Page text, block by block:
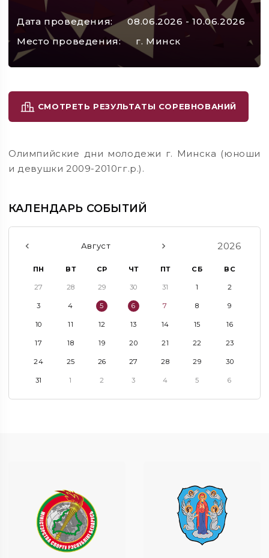
Дата проведения:
08.06.2026 - 10.06.2026
Место проведения:
г. Минск
СМОТРЕТЬ РЕЗУЛЬТАТЫ СОРЕВНОВАНИЙ
Олимпийские дни молодежи г. Минска (юноши
и девушки 2009-2010гг.р.).
КАЛЕНДАРЬ СОБЫТИЙ
Август 2026
ПН ВТ СР ЧТ ПТ СБ ВС
27 28 29 30 31 1 2
3 4 5 6 7 8 9
10 11 12 13 14 15 16
17 18 19 20 21 22 23
24 25 26 27 28 29 30
31 1 2 3 4 5 6